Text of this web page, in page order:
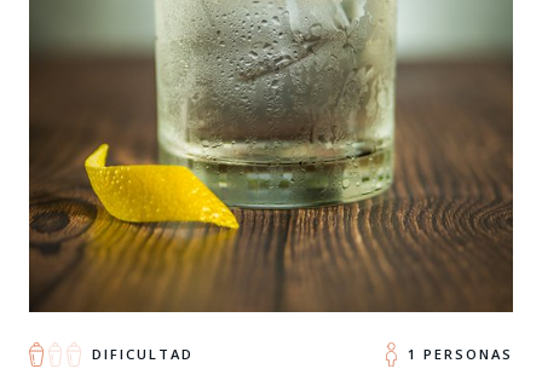
DIFICULTAD 1 PERSONAS